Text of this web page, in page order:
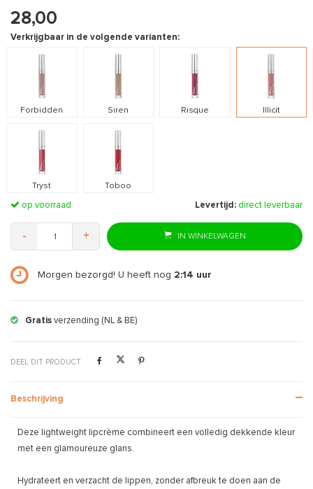
28,00
Verkrijgbaar in de volgende varianten:
Forbidden Siren Risque Illicit
Tryst Toboo
op voorraad Levertijd: direct leverbaar
- + IN WINKELWAGEN
Morgen bezorgd! U heeft nog 2:14 uur
Gratis verzending (NL & BE)
DEEL DIT PRODUCT
Beschrijving
Deze lightweight lipcrème combineert een volledig dekkende kleur
met een glamoureuze glans.
Hydrateert en verzacht de lippen, zonder afbreuk te doen aan de